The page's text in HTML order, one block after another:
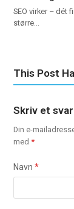
SEO virker – dét
større…
This Post
Skriv et svar
Din e-
med*
Navn*